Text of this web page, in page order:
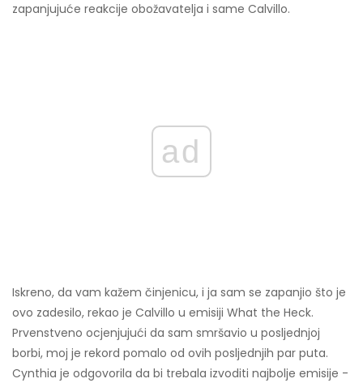
zapanjujuće reakcije obožavatelja i same Calvillo.
ad
Iskreno, da vam kažem činjenicu, i ja sam se zapanjio što je
ovo zadesilo, rekao je Calvillo u emisiji What the Heck.
Prvenstveno ocjenjujući da sam smršavio u posljednjoj
borbi, moj je rekord pomalo od ovih posljednjih par puta.
Cynthia je odgovorila da bi trebala izvoditi najbolje emisije -